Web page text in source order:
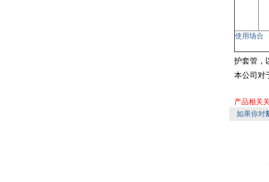
使用场合
护套管，
本公司对
产品相关
如果你对